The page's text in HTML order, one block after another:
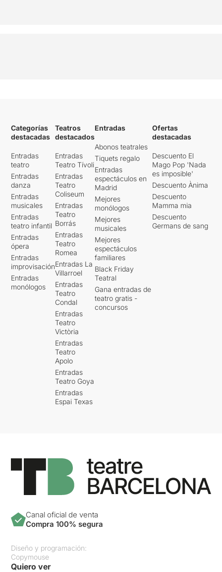
Categorías
destacadas
Entradas
teatro
Entradas
danza
Entradas
musicales
Entradas
teatro infantil
Entradas
ópera
Entradas
improvisación
Entradas
monólogos
Teatros
destacados
Entradas
Teatro Tívoli
Entradas
Teatro
Coliseum
Entradas
Teatro
Borrás
Entradas
Teatro
Romea
Entradas La
Villarroel
Entradas
Teatro
Condal
Entradas
Teatro
Victòria
Entradas
Teatro
Apolo
Entradas
Teatro Goya
Entradas
Espai Texas
Entradas
Abonos teatrales
Tiquets regalo
Entradas
espectáculos en
Madrid
Mejores
monólogos
Mejores
musicales
Mejores
espectáculos
familiares
Black Friday
Teatral
Gana entradas de
teatro gratis -
concursos
Ofertas
destacadas
Descuento El
Mago Pop 'Nada
es imposible'
Descuento Ànima
Descuento
Mamma mia
Descuento
Germans de sang
Canal oficial de venta
Compra 100% segura
Diseño y programación:
Copymouse
Quiero ver